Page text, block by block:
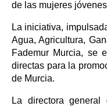
de las mujeres
La iniciativa,
Agua, Agricultura,
Fademur Murcia, se
directas para la
de Murcia.
La directora